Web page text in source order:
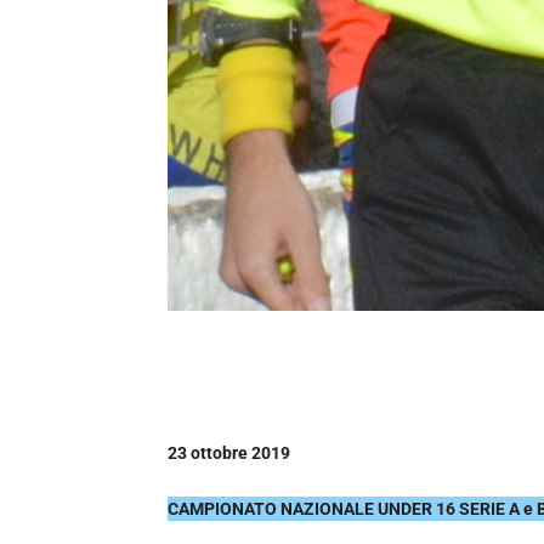
23 ottobre 2019
CAMPIONATO NAZIONALE UNDER 16 SERIE A e